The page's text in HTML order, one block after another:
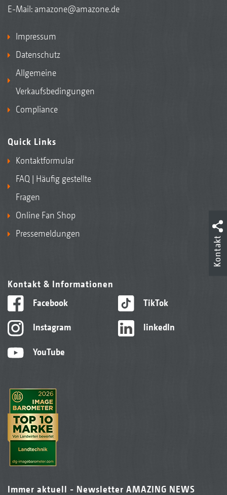
E-Mail: amazone@amazone.de
Impressum
Datenschutz
Allgemeine
Verkaufsbedingungen
Compliance
Quick Links
Kontaktformular
FAQ | Häufig gestellte
Fragen
Online Fan Shop
Pressemeldungen
Kontakt & Informationen
Facebook
Instagram
YouTube
TikTok
linkedIn
Immer aktuell - Newsletter AMAZING NEWS
Kontakt